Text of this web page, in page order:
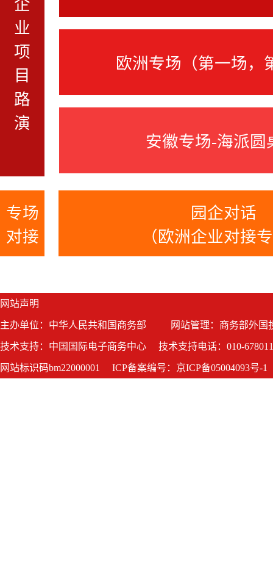
企
业
项
目
路
演
欧洲专场（第一场，
安徽专场-海派圆
专场
对接
园企对话
（欧洲企业对接
网站声明
主办单位：中华人民共和国商务部 网站管理：商务部外国
技术支持：中国国际电子商务中心 技术支持电话：010-
网站标识码bm22000001 ICP备案编号：京ICP备05004093号-1